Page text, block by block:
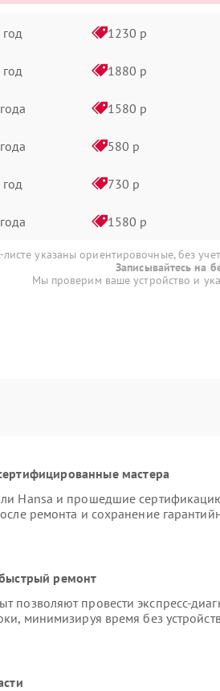
1230 р
1880 р
1580 р
580 р
730 р
1580 р
указаны ориентировочные, без
Записывайтесь на
Мы проверим ваше устройство и
мастера
Hansa и прошедшие
ремонта и сохранение
ремонт
позволяют провести экспресс-
минимизируя время без